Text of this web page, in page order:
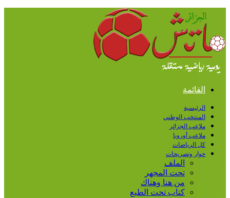
القائمة
الرئيسية
المنتخب الوطني
ملاعب الجزائر
ملاعب أوروبا
كل الرياضات
حوار وتصريحات
الملف
تحت المجهر
من هنا وهناك
كتاب تحت الطبع